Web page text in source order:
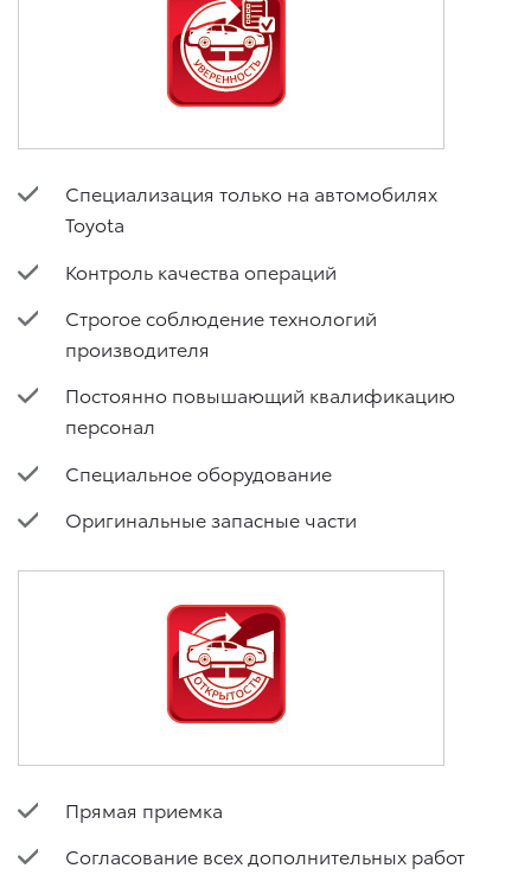
Специализация только на автомобилях
Toyota
Контроль качества операций
Строгое соблюдение технологий
производителя
Постоянно повышающий квалификацию
персонал
Специальное оборудование
Оригинальные запасные части
Прямая приемка
Согласование всех дополнительных работ